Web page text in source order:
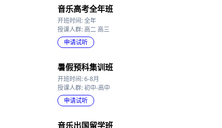
音乐高考全年班
开班时间: 全年
授课人群: 高二 高三
暑假预科集训班
开班时间: 6-8月
授课人群: 初中-高中